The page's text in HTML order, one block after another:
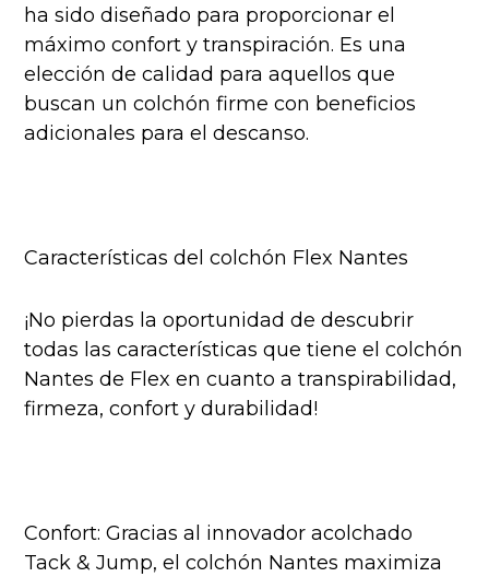
ha sido diseñado para proporcionar el
máximo confort y transpiración. Es una
elección de calidad para aquellos que
buscan un colchón firme con beneficios
adicionales para el descanso.
Características del colchón Flex Nantes
¡No pierdas la oportunidad de descubrir
todas las características que tiene el colchón
Nantes de Flex en cuanto a transpirabilidad,
firmeza, confort y durabilidad!
Confort: Gracias al innovador acolchado
Tack & Jump, el colchón Nantes maximiza